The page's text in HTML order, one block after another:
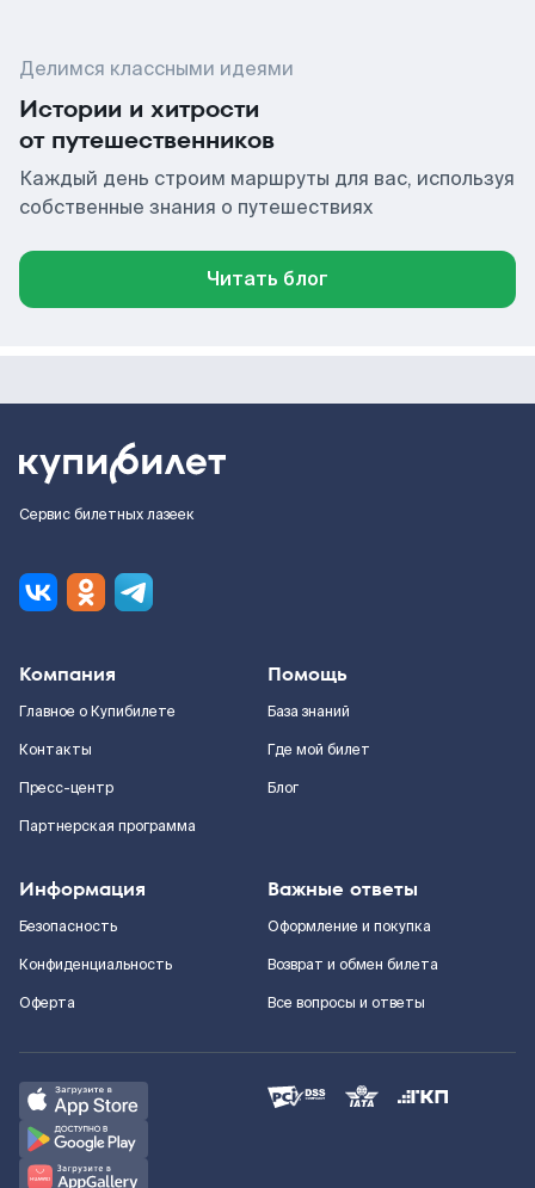
Делимся классными идеями
Истории и хитрости
от путешественников
Каждый день строим маршруты для вас, используя
собственные знания о путешествиях
Читать блог
Сервис билетных лазеек
Компания
Главное о Купибилете
Контакты
Пресс-центр
Партнерская программа
Помощь
База знаний
Где мой билет
Блог
Информация
Безопасность
Конфиденциальность
Оферта
Важные ответы
Оформление и покупка
Возврат и обмен билета
Все вопросы и ответы